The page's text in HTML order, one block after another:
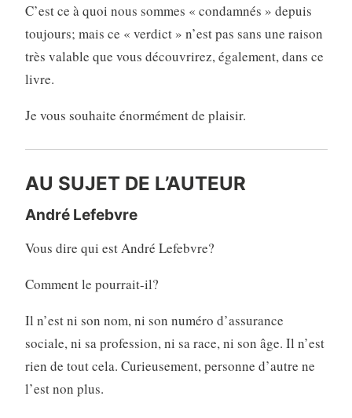
C’est ce à quoi nous sommes « condamnés » depuis
toujours; mais ce « verdict » n’est pas sans une raison
très valable que vous découvrirez, également, dans ce
livre.
Je vous souhaite énormément de plaisir.
AU SUJET DE L’AUTEUR
André Lefebvre
Vous dire qui est André Lefebvre?
Comment le pourrait-il?
Il n’est ni son nom, ni son numéro d’assurance
sociale, ni sa profession, ni sa race, ni son âge. Il n’est
rien de tout cela. Curieusement, personne d’autre ne
l’est non plus.